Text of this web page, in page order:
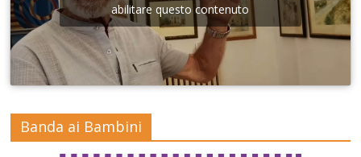
abilitare questo contenuto
Banda ai Bambini